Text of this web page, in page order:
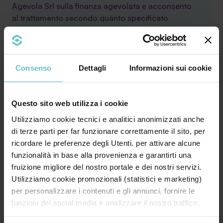
Consenso Dettagli Informazioni sui cookie
Questo sito web utilizza i cookie
Utilizziamo cookie tecnici e analitici anonimizzati anche
di terze parti per far funzionare correttamente il sito, per
ricordare le preferenze degli Utenti. per attivare alcune
funzionalità in base alla provenienza e garantirti una
fruizione migliore del nostro portale e dei nostri servizi.
Utilizziamo cookie promozionali (statistici e marketing)
per personalizzare i contenuti e gli annunci, fornire le
funzioni dei social media e analizzare il nostro traffico.
Agevola Srl sulla finanza agevolata e acconsento
al trattamento secondo quanto specificato
nell'Informativa privacy
Leggi le ultime news